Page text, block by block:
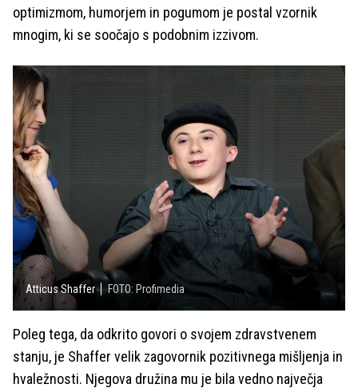
optimizmom, humorjem in pogumom je postal vzornik
mnogim, ki se soočajo s podobnim izzivom.
Atticus Shaffer FOTO: Profimedia
Poleg tega, da odkrito govori o svojem zdravstvenem
stanju, je Shaffer velik zagovornik pozitivnega mišljenja in
hvaležnosti. Njegova družina mu je bila vedno največja